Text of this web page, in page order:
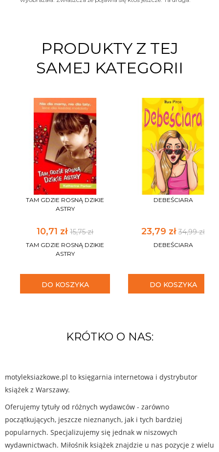
PRODUKTY Z TEJ
SAMEJ KATEGORII
TAM GDZIE ROSNĄ DZIKIE
ASTRY
10,71 zł 15,75 zł
TAM GDZIE ROSNĄ DZIKIE
ASTRY
DO KOSZYKA
DEBEŚCIARA
23,79 zł 34,99 zł
DEBEŚCIARA
DO KOSZYKA
KRÓTKO O NAS:
motyleksiazkowe.pl to księgarnia internetowa i dystrybutor
książek z Warszawy.
Oferujemy tytuły od różnych wydawców - zarówno
początkujących, jeszcze nieznanych, jak i tych bardziej
popularnych. Specjalizujemy się jednak w niszowych
wydawnictwach. Miłośnik książek znajdzie u nas pozycje z wielu